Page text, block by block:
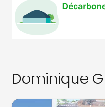
Dominique